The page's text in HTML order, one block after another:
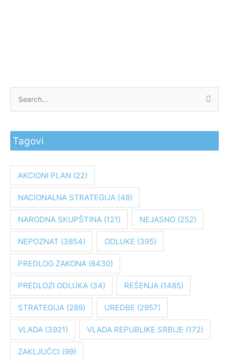
g
z
Tagovi
AKCIONI PLAN (22)
NACIONALNA STRATEGIJA(48)
NARODNA SKUPŠTINA(121) NEJASNO(252)
NEPOZNAT (3854) ODLUKE (395)
PREDLOG ZAKONA(6430)
PREDLOZI ODLUKA(34) REŠENJA(1485)
STRATEGIJA(289) UREDBE (2957)
VLADA(3921) VLADA REPUBLIKE SRBIJE (172)
ZAKLJUČCI (99)